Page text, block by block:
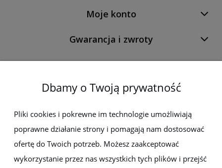
Moje konto
Gwarancja i zwroty
O firmie
Newsletter
Zapisz się do newslettera, aby być na bieżąco z nowościami i
promocjami
Dbamy o Twoją prywatność
Pliki cookies i pokrewne im technologie umożliwiają
poprawne działanie strony i pomagają nam dostosować
ofertę do Twoich potrzeb. Możesz zaakceptować
wykorzystanie przez nas wszystkich tych plików i przejść